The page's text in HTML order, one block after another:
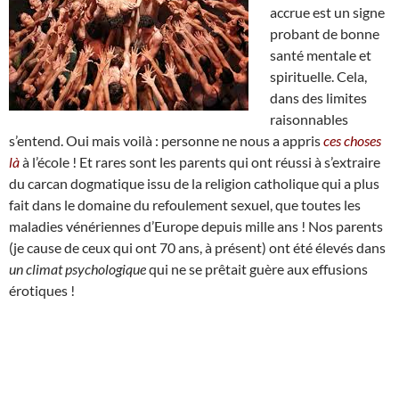
accrue est un signe
probant de bonne
santé mentale et
spirituelle. Cela,
dans des limites
raisonnables
s’entend. Oui mais voilà : personne ne nous a apprisces choses
làà l’école ! Et rares sont les parents qui ont réussi à s’extraire
du carcan dogmatique issu de la religion catholique qui a plus
fait dans le domaine du refoulement sexuel, que toutes les
maladies vénériennes d’Europe depuis mille ans ! Nos parents
(je cause de ceux qui ont 70 ans, à présent) ont été élevés dans
un climat psychologiquequi ne se prêtait guère aux effusions
érotiques !